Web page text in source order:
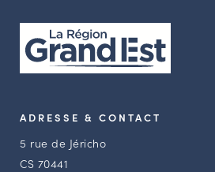
ADRESSE & CONTACT
5 rue de Jéricho
CS 70441